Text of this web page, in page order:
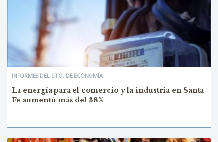
INFORMES DEL DTO. DE ECONOMÍA
La energía para el comercio y la industria en Santa
Fe aumentó más del 38%